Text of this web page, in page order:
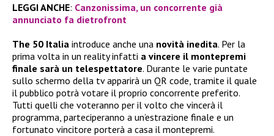
LEGGI ANCHE: Canzonissima, un concorrente già
annunciato fa dietrofront
The 50 Italia introduce anche una novità inedita. Per la
prima volta in un reality infatti a vincere il montepremi
finale sarà un telespettatore. Durante le varie puntate
sullo schermo della tv apparirà un QR code, tramite il quale
il pubblico potrà votare il proprio concorrente preferito.
Tutti quelli che voteranno per il volto che vincerà il
programma, parteciperanno a un’estrazione finale e un
fortunato vincitore porterà a casa il montepremi.